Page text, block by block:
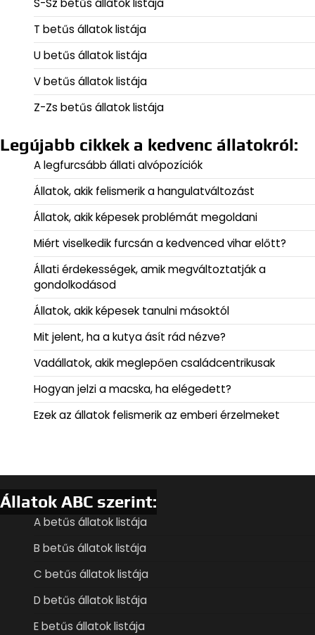
S-Sz betűs állatok listája
T betűs állatok listája
U betűs állatok listája
V betűs állatok listája
Z-Zs betűs állatok listája
Legújabb cikkek a kedvenc állatokról:
A legfurcsább állati alvópozíciók
Állatok, akik felismerik a hangulatváltozást
Állatok, akik képesek problémát megoldani
Miért viselkedik furcsán a kedvenced vihar előtt?
Állati érdekességek, amik megváltoztatják a
gondolkodásod
Állatok, akik képesek tanulni másoktól
Mit jelent, ha a kutya ásít rád nézve?
Vadállatok, akik meglepően családcentrikusak
Hogyan jelzi a macska, ha elégedett?
Ezek az állatok felismerik az emberi érzelmeket
Állatok ABC szerint:
A betűs állatok listája
B betűs állatok listája
C betűs állatok listája
D betűs állatok listája
E betűs állatok listája